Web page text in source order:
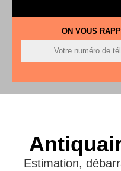
ON VOUS
Estimation,